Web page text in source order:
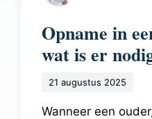
Opname in
wat is er
21 augustus 2025
Wanneer een